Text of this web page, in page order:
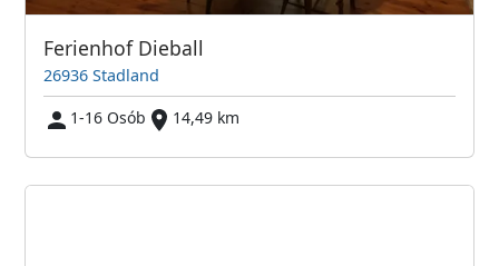
Ferienhof Dieball
26936 Stadland
1-16 Osób
14,49 km